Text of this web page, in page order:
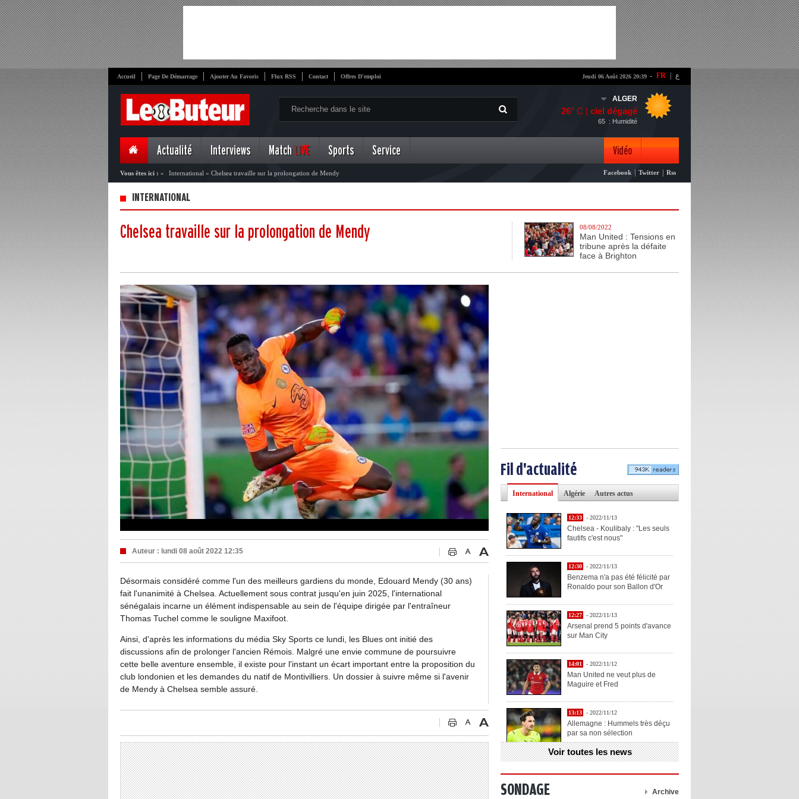
- FR ع Accueil Page De Démarrage Ajouter Au Favoris Flux RSS Contact Offres D'emploi Jeudi 06 Août 2026 20:39
ALGER
26° C | ciel dégagé
: Humidité
65
Actualité Interviews Match LIVE Sports Service Vidéo
Photo
Vous êtes ici : » International » Chelsea travaille sur la prolongation de Mendy Facebook Twitter Rss
INTERNATIONAL
Chelsea travaille sur la prolongation de Mendy 08/08/2022
Man United : Tensions en
tribune après la défaite
face à Brighton
Auteur : lundi 08 août 2022 12:35
Désormais considéré comme l'un des meilleurs gardiens du monde, Edouard Mendy (30 ans)
fait l'unanimité à Chelsea. Actuellement sous contrat jusqu'en juin 2025, l'international
sénégalais incarne un élément indispensable au sein de l'équipe dirigée par l'entraîneur
Thomas Tuchel comme le souligne Maxifoot.
Ainsi, d'après les informations du média Sky Sports ce lundi, les Blues ont initié des
discussions afin de prolonger l'ancien Rémois. Malgré une envie commune de poursuivre
cette belle aventure ensemble, il existe pour l'instant un écart important entre la proposition du
club londonien et les demandes du natif de Montivilliers. Un dossier à suivre même si l'avenir
de Mendy à Chelsea semble assuré.
Fil d'actualité
International Algérie Autres actus
12:33 - 2022/11/13
Chelsea - Koulibaly : "Les seuls
fautifs c'est nous"
12:30 - 2022/11/13
Benzema n'a pas été félicité par
Ronaldo pour son Ballon d'Or
12:27 - 2022/11/13
Arsenal prend 5 points d'avance
sur Man City
14:01 - 2022/11/12
Man United ne veut plus de
Maguire et Fred
13:13 - 2022/11/12
Allemagne : Hummels très déçu
par sa non sélection
13:11 - 2022/11/12
Henry explique la chose qu'il
Voir toutes les news
SONDAGE Archive